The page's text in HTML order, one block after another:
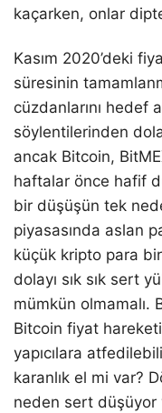
kaçarken, onlar
Kasım 2020’deki
süresinin
cüzdanlarını hedef
söylentilerinden
ancak Bitcoin,
haftalar önce hafif
bir düşüşün tek
piyasasında aslan
küçük kripto para
dolayı sık sık sert
mümkün olmamalı.
Bitcoin fiyat
yapıcılara
karanlık el mi var?
neden sert düşüyor